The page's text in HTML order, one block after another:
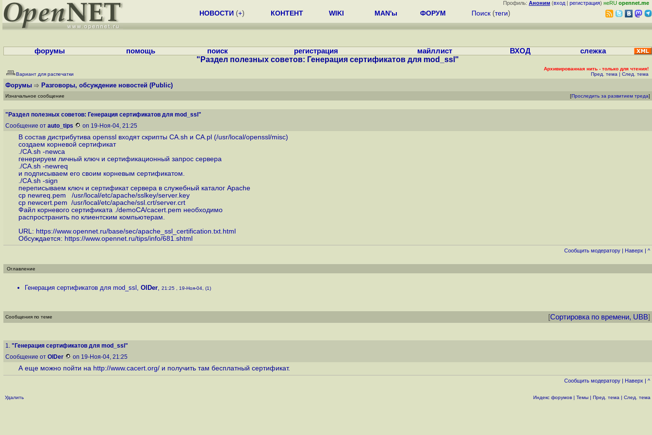
Профиль: Аноним (вход | регистрация) неRU opennet.me
НОВОСТИ (+) КОНТЕНТ WIKI MAN'ы ФОРУМ Поиск (теги)
форумы помощь поиск регистрация майллист ВХОД слежка
"Раздел полезных советов: Генерация сертификатов для mod_ssl"
Вариант для распечатки
Архивированная нить - только для чтения!
Пред. тема | След. тема
Форумы Разговоры, обсуждение новостей (Public)
Изначальное сообщение [Проследить за развитием треда]
"Раздел полезных советов: Генерация сертификатов для mod_ssl"
Сообщение от auto_tips on 19-Ноя-04, 21:25
В состав дистрибутива openssl входят скрипты CA.sh и CA.pl (/usr/local/openssl/misc)
создаем корневой сертификат
./CA.sh -newca
генерируем личный ключ и сертификационный запрос сервера
./CA.sh -newreq
и подписываем его своим корневым сертификатом.
./CA.sh -sign
переписываем ключ и сертификат сервера в служебный каталог Apache
cp newreq.pem /usr/local/etc/apache/sslkey/server.key
cp newcert.pem /usr/local/etc/apache/ssl.crt/server.crt
Файл корневого сертификата ./demoCA/cacert.pem необходимо
распространить по клиентским компьютерам.
URL: https://www.opennet.ru/base/sec/apache_ssl_certification.txt.html
Обсуждается: https://www.opennet.ru/tips/info/681.shtml
Cообщить модератору | Наверх | ^
Оглавление
Генерация сертификатов для mod_ssl , OlDer, 21:25 , 19-Ноя-04, (1)
Сообщения по теме [Сортировка по времени, UBB]
1. "Генерация сертификатов для mod_ssl"
Сообщение от OlDer on 19-Ноя-04, 21:25
А еще можно пойти на http://www.cacert.org/ и получить там бесплатный сертификат.
Cообщить модератору | Наверх | ^
Удалить Индекс форумов | Темы | Пред. тема | След. тема